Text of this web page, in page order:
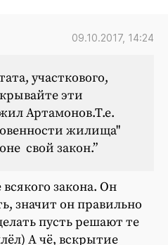
09.10.2017, 14:24
участкового,
эти
Артамонов.Т.е.
жилища"
свой закон.”
закона. Он
значит он правильно
пусть решают те
А чё, вскрытие